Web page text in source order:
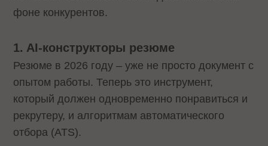
фоне конкурентов.
1. AI-конструкторы резюме
Резюме в 2026 году – уже не просто документ с
опытом работы. Теперь это инструмент,
который должен одновременно понравиться и
рекрутеру, и алгоритмам автоматического
отбора (ATS).